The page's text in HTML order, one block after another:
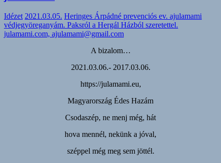
Idézet 2021.03.05. Heringes Árpádné prevenciós ev. ajulamami
védjegyöreganyám. Paksról a Hergál Házból szeretettel.
julamami.com, ajulamami@gmail.com
A bizalom…
2021.03.06.- 2017.03.06.
https://julamami.eu,
Magyarország Édes Hazám
Csodaszép, ne menj még, hát
hova mennél, nekünk a jóval,
széppel még meg sem jöttél.